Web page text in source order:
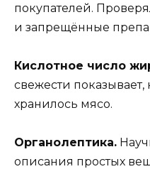
покупателей.
и запрещённые
Кислотное число
свежести
хранилось мясо.
Органолептика.
описания простых